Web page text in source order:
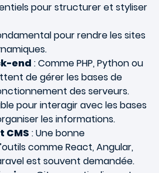
pour structurer et styliser
pour rendre les sites
end : Comme PHP, Python ou
de gérer les bases de
des serveurs.
pour interagir avec les bases
les informations.
CMS : Une bonne
comme React, Angular,
est souvent demandée.